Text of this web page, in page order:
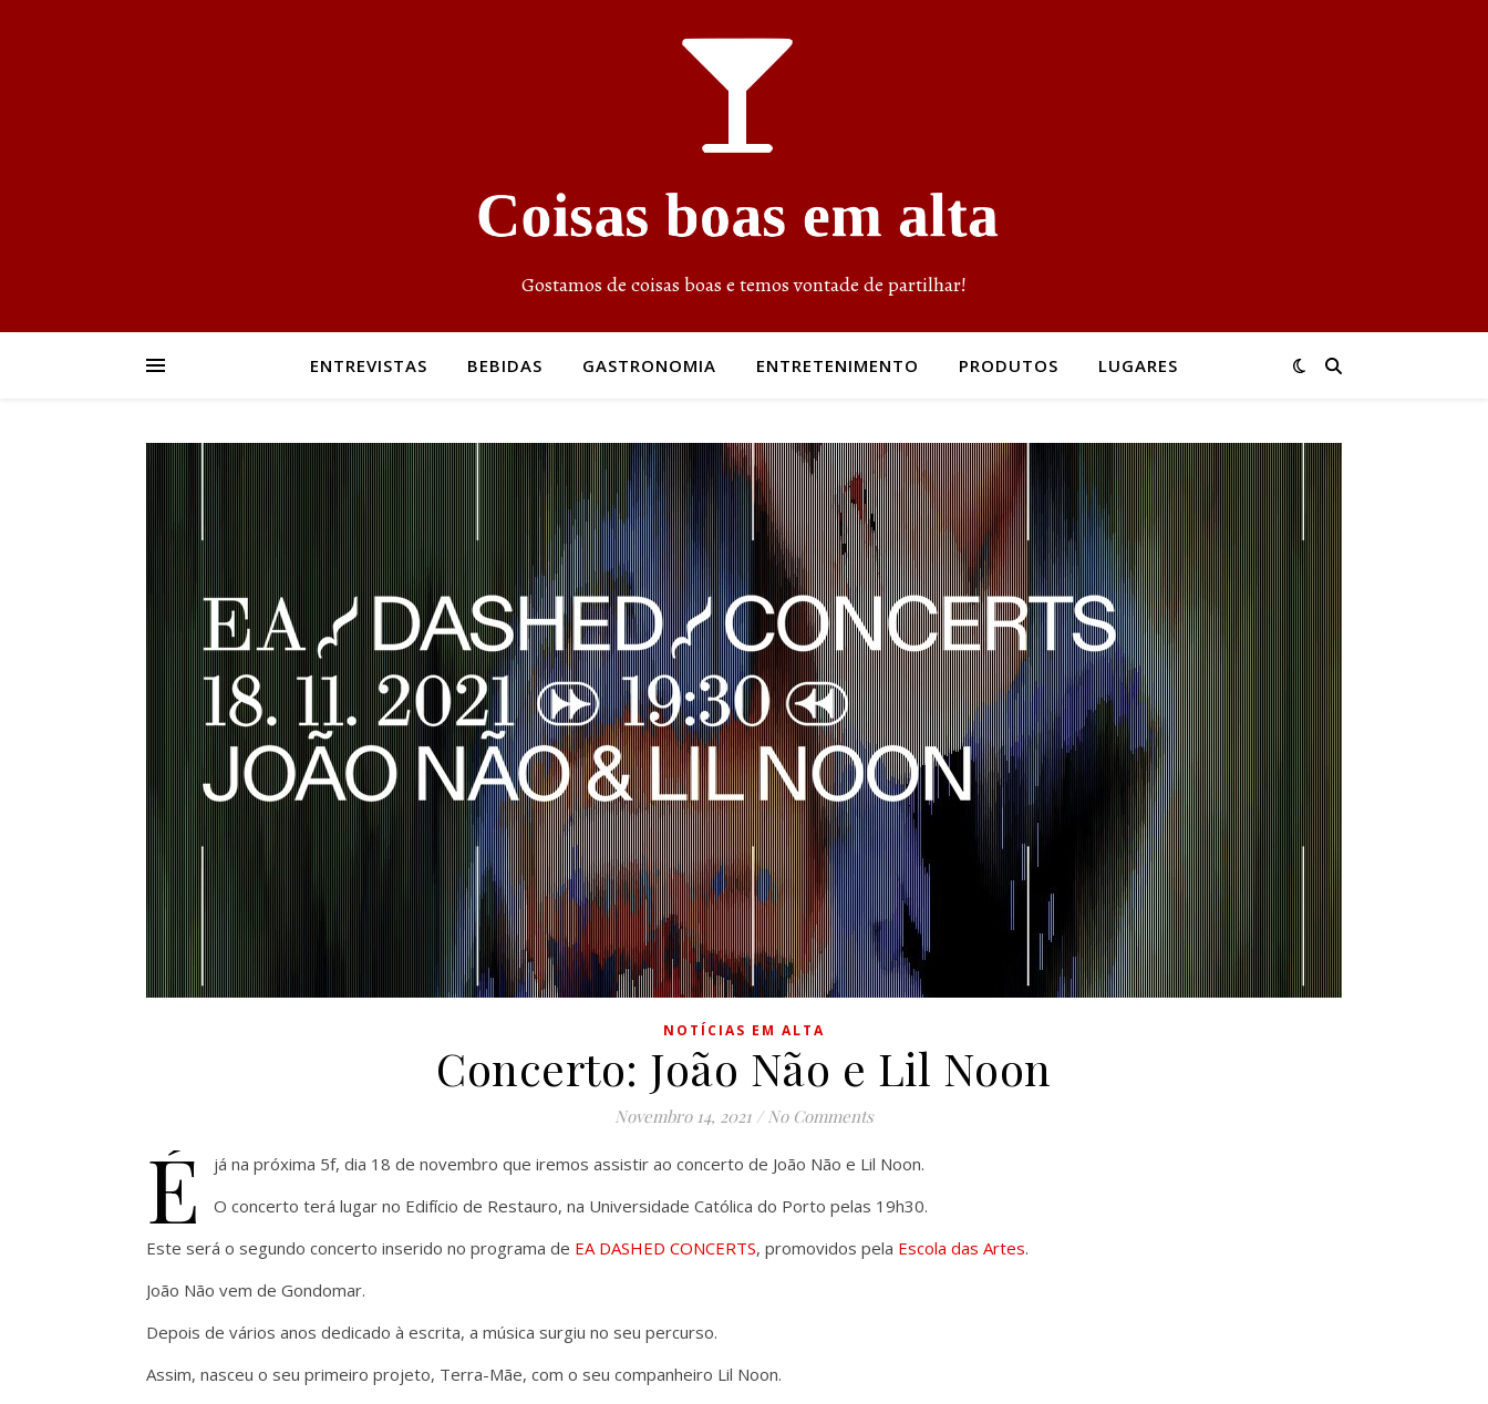
Gostamos de coisas boas e temos vontade de partilhar!
ENTREVISTAS BEBIDAS GASTRONOMIA ENTRETENIMENTO PRODUTOS LUGARES
NOTÍCIAS EM ALTA
Concerto: João Não e Lil Noon
Novembro 14, 2021 / No Comments
É
já na próxima 5f, dia 18 de novembro que iremos assistir ao concerto de João Não e Lil Noon.
O concerto terá lugar no Edifício de Restauro, na Universidade Católica do Porto pelas 19h30.
Este será o segundo concerto inserido no programa de EA DASHED CONCERTS, promovidos pela Escola das Artes.
João Não vem de Gondomar.
Depois de vários anos dedicado à escrita, a música surgiu no seu percurso.
Assim, nasceu o seu primeiro projeto, Terra-Mãe, com o seu companheiro Lil Noon.